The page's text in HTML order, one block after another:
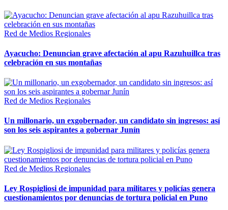
Red de Medios Regionales
Ayacucho: Denuncian grave afectación al apu Razuhuillca tras
celebración en sus montañas
Red de Medios Regionales
Un millonario, un exgobernador, un candidato sin ingresos: así
son los seis aspirantes a gobernar Junín
Red de Medios Regionales
Ley Rospigliosi de impunidad para militares y policías genera
cuestionamientos por denuncias de tortura policial en Puno